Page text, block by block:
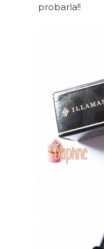
probarla!!